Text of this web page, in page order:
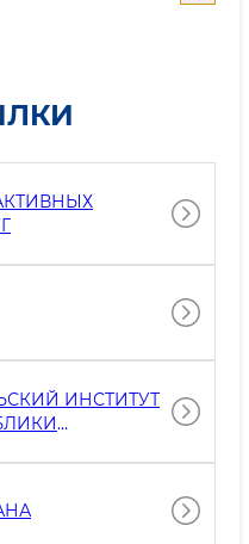
ИНСТИТУТ